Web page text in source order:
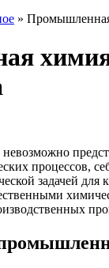
»
химия
процессов,
задачей